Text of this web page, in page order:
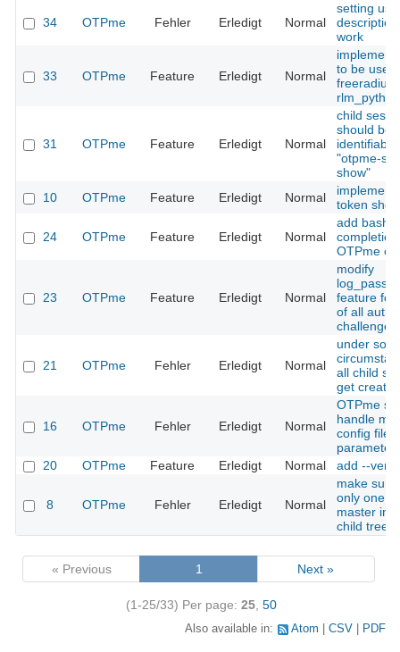
34 OTPme Fehler Erledigt Normal
setting
work
33 OTPme Feature Erledigt Normal
implement
to be used
freeradius
rlm_python
31 OTPme Feature Erledigt Normal
child
should be
identifiable
"otpme-
show"
10
OTPme Feature Erledigt Normal
implement
token show
24 OTPme Feature Erledigt Normal
add bash
OTPme
23 OTPme Feature Erledigt Normal
modify
feature for
of all auth
challenge/
21 OTPme Fehler Erledigt Normal
under
all child
get created
16 OTPme Fehler Erledigt Normal
OTPme
handle
config file
20
OTPme Feature Erledigt Normal add --
8 OTPme Fehler Erledigt Normal
make sure
only one
master in
child tree
« Previous 1 Next »
(1-25/33) Per page: 25 50
Also available in: Atom CSV PDF